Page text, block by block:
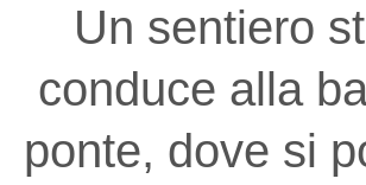
Un sentiero
conduce alla
ponte, dove si